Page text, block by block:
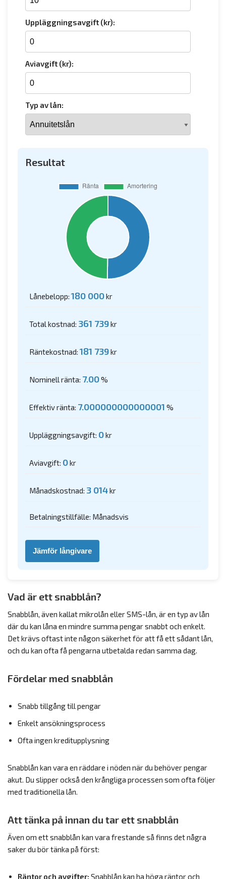
Uppläggningsavgift (kr):
Aviavgift (kr):
Typ av lån:
Resultat
Lånebelopp: 180 000kr
Total kostnad: 361 739kr
Räntekostnad: 181 739kr
Nominell ränta: 7.00%
Effektiv ränta: 7.000000000000001 %
Uppläggningsavgift: 0kr
Aviavgift: 0kr
Månadskostnad: 3 014kr
Betalningstillfälle: Månadsvis
Jämför långivare
Vad är ett snabblån?
Snabblån, även kallat mikrolån eller SMS-lån, är en typ av lån
där du kan låna en mindre summa pengar snabbt och enkelt.
Det krävs oftast inte någon säkerhet för att få ett sådant lån,
och du kan ofta få pengarna utbetalda redan samma dag.
Fördelar med snabblån
Snabb tillgång till pengar
Enkelt ansökningsprocess
Ofta ingen kreditupplysning
Snabblån kan vara en räddare i nöden när du behöver pengar
akut. Du slipper också den krångliga processen som ofta följer
med traditionella lån.
Att tänka på innan du tar ett snabblån
Även om ett snabblån kan vara frestande så finns det några
saker du bör tänka på först:
Räntor och avgifter: Snabblån kan ha höga räntor och